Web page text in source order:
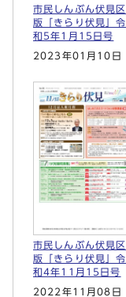
市民しんぶん伏見区
版「きらり伏見」令
和5年1月15日号
2023年01月10日
市民しんぶん伏見区
版「きらり伏見」令
和4年11月15日号
2022年11月08日